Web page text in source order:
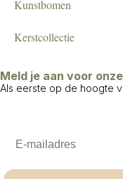
Kunstbomen
Kerstcollectie
Meld je aan voor
Als eerste op de hoogte